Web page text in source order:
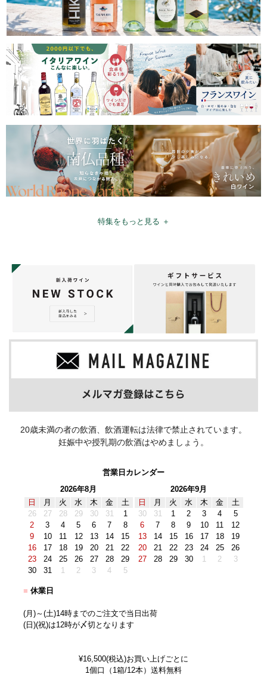
特集をもっと見る ＋
20歳未満の者の飲酒、飲酒運転は法律で禁止されています。
妊娠中や授乳期の飲酒はやめましょう。
営業日カレンダー
2026年8月
日
月 火 水 木 金
土
26
27 28 29 30 31
1
2
3 4 5 6 7
8
9
10 11 12 13 14
15
16
17 18 19 20 21
22
23
24 25 26 27 28
29
30
31 1 2 3 4 5
2026年9月
日
月 火 水 木 金
土
30
31 1 2 3 4
5
6
7 8 9 10 11
12
13
14 15 16 17 18
19
20
21 22 23 24 25
26
27
28 29 30 1 2 3
■ 休業日
(月)～(土)14時までのご注文で当日出荷
(日)(祝)は12時が〆切となります
¥16,500(税込)お買い上げごとに
1個口（1箱/12本）送料無料